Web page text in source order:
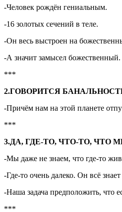
-Человек рождён гениальным.
-16 золотых сечений в теле.
-Он весь выстроен на
-А значит замысел божественный.
***
2.ГОВОРИТСЯ БАНАЛЬНОСТЬ,
-Причём нам на этой планете
***
3.ДА, ГДЕ-ТО, ЧТО-ТО,
-Мы даже не знаем, что где-то
-Где-то очень далеко. Он всё
-Наша задача предположить, что
***